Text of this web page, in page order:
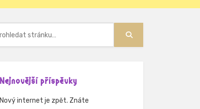
Nejnovější příspěvky
Nový internet je zpět. Znáte